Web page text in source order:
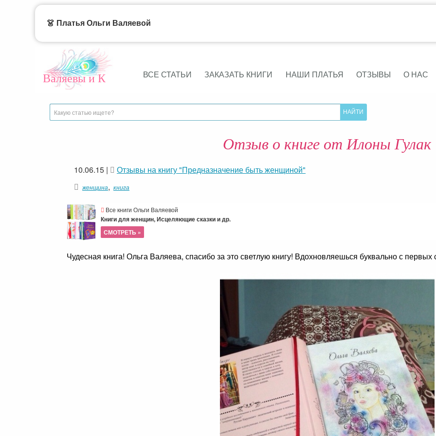
Валяевы и К ВСЕ СТАТЬИ ЗАКАЗАТЬ КНИГИ НАШИ ПЛАТЬЯ ОТЗЫВЫ О НАС
Отзыв о книге от Илоны Гулак
10.06.15 | Отзывы на книгу "Предназначение быть женщиной"
женщина, книга
Все книги Ольги Валяевой
Книги для женщин, Исцеляющие сказки и др.
СМОТРЕТЬ »
Чудесная книга! Ольга Валяева, спасибо за это светлую книгу! Вдохновляешься буквально с первых
👗 Платья Ольги Валяевой